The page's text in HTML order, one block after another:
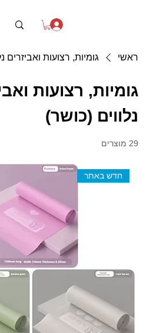
ראשי גומיות, רצועות ואביזרים
גומיות, רצועות
נלווים (כושר)
29 מוצרים
חדש באתר